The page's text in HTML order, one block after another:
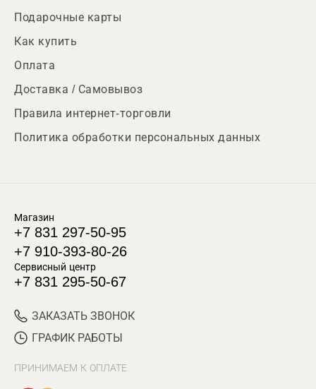
Подарочные карты
Как купить
Оплата
Доставка / Самовывоз
Правила интернет-торговли
Политика обработки персональных данных
Магазин
+7 831 297-50-95
+7 910-393-80-26
Сервисный центр
+7 831 295-50-67
ЗАКАЗАТЬ ЗВОНОК
ГРАФИК РАБОТЫ
ПРИНИМАЕМ К ОПЛАТЕ